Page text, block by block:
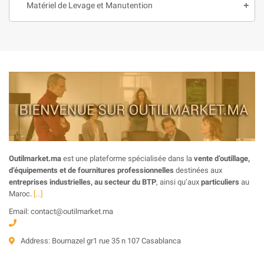
Matériel de Levage et Manutention
Outilmarket.ma est une plateforme spécialisée dans la vente d’outillage,
d’équipements et de fournitures professionnelles destinées aux
entreprises industrielles, au secteur du BTP, ainsi qu’aux particuliers au
Maroc. [...]
Email: contact@outilmarket.ma
Address: Bournazel gr1 rue 35 n 107 Casablanca